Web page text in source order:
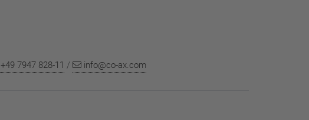
+49 7947 828-11 / info@co-ax.com